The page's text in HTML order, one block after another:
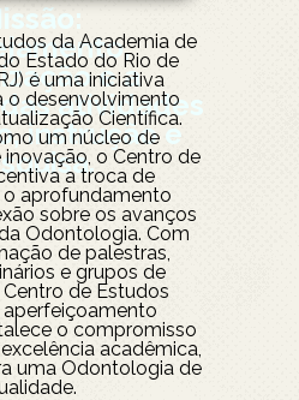
e a
atividades
instrução e
da Academia de
Estado do Rio de
é uma iniciativa
o desenvolvimento
Científica.
um núcleo de
o Centro de
a troca de
o aprofundamento
sobre os avanços
Odontologia. Com
de palestras,
e grupos de
de Estudos
o compromisso
acadêmica,
uma Odontologia de